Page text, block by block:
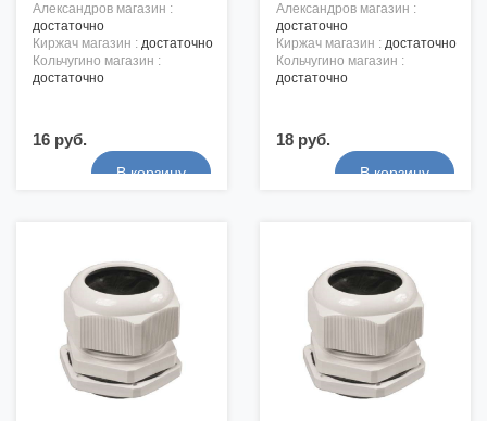
александров магазин :
достаточно
киржач магазин : достаточно
кольчугино магазин :
достаточно
16 руб.
александров магазин :
достаточно
киржач магазин : достаточно
кольчугино магазин :
достаточно
18 руб.